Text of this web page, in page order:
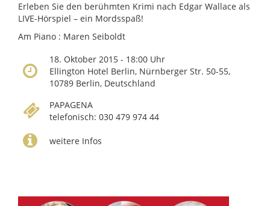
Erleben Sie den berühmten Krimi nach Edgar Wallace als
LIVE-Hörspiel – ein Mordsspaß!
Am Piano : Maren Seiboldt
18. Oktober 2015 - 18:00 Uhr
Ellington Hotel Berlin, Nürnberger Str. 50-55,
10789 Berlin, Deutschland
PAPAGENA
telefonisch: 030 479 974 44
weitere Infos